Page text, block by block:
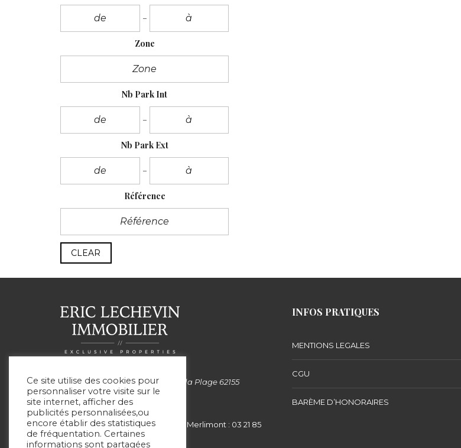
Zone
Nb Park Int
Nb Park Ext
Référence
CLEAR
Siège social: 99 Avenue de la Plage 62155
MERLIMONT
Le Touquet : 03 21 05 75 05 - Merlimont : 03 21 85
00 51
INFOS PRATIQUES
MENTIONS LEGALES
CGU
BARÈME D’HONORAIRES
Ce site utilise des cookies pour
personnaliser votre visite sur le
site internet, afficher des
publicités personnalisées,ou
encore établir des statistiques
de fréquentation. Certaines
informations sont partagées